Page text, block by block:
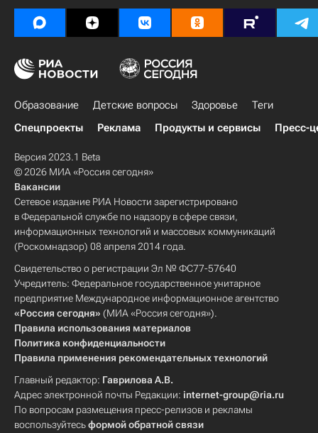
Образование Детские вопросы Здоровье
Теги
Спецпроекты
Реклама Продукты и сервисы Пресс-
Версия 2023.1 Beta
© 2026 МИА «Россия сегодня»
Вакансии
Сетевое издание РИА Новости зарегистрировано
в Федеральной службе по надзору в сфере связи,
информационных технологий и массовых коммуникаций
(Роскомнадзор) 08 апреля 2014 года.
Свидетельство о регистрации Эл № ФС77-57640
Учредитель: Федеральное государственное унитарное
предприятие Международное информационное агентство
«Россия сегодня» (МИА «Россия сегодня»).
Правила использования материалов
Политика конфиденциальности
Правила применения рекомендательных технологий
Главный редактор: Гаврилова А.В.
Адрес электронной почты Редакции: internet-group@ria.ru
По вопросам размещения пресс-релизов и рекламы
воспользуйтесьформой обратной связи